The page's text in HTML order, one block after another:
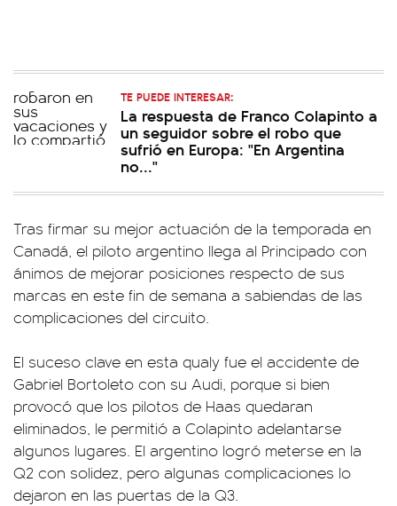
TE PUEDE INTERESAR:
La respuesta de Franco Colapinto a
un seguidor sobre el robo que
sufrió en Europa: "En Argentina
no..."
Tras firmar su mejor actuación de la temporada en
Canadá, el piloto argentino llega al Principado con
ánimos de mejorar posiciones respecto de sus
marcas en este fin de semana a sabiendas de las
complicaciones del circuito.
El suceso clave en esta qualy fue el accidente de
Gabriel Bortoleto con su Audi, porque si bien
provocó que los pilotos de Haas quedaran
eliminados, le permitió a Colapinto adelantarse
algunos lugares. El argentino logró meterse en la
Q2 con solidez, pero algunas complicaciones lo
dejaron en las puertas de la Q3.